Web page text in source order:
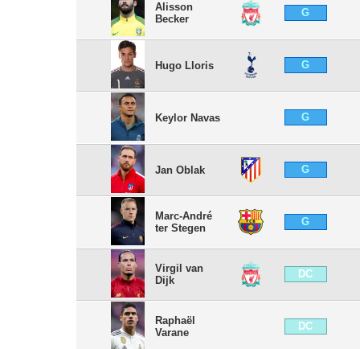
Alisson
Becker
G
Hugo Lloris G
Keylor Navas G
Jan Oblak G
Marc-André
ter Stegen
G
Virgil van
Dijk
DC
Raphaël
Varane
DC